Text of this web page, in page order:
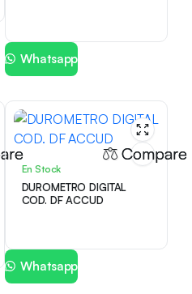
Whatsapp
Compare
En Stock
DUROMETRO DIGITAL
COD. DF ACCUD
Whatsapp